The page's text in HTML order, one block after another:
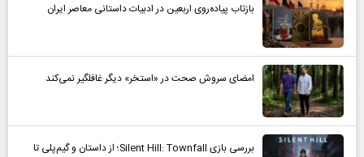
بازتاب پیاده‌روی اربعین در ادبیات داستانی معاصر ایران
امضای سروش صحت در «استخر» دیگر غافلگیر نمی‌کند
بررسی بازی Silent Hill: Townfall؛ از داستان و گیم‌پلی تا